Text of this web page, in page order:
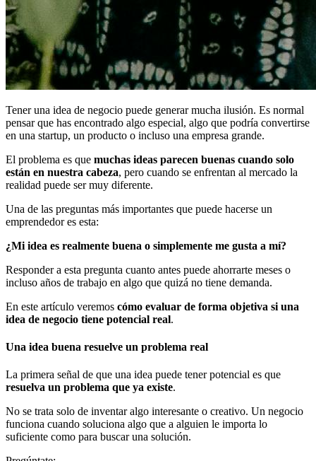
Tener una idea de negocio puede generar mucha ilusión. Es normal
pensar que has encontrado algo especial, algo que podría convertirse
en una startup, un producto o incluso una empresa grande.
El problema es que muchas ideas parecen buenas cuando solo
están en nuestra cabeza, pero cuando se enfrentan al mercado la
realidad puede ser muy diferente.
Una de las preguntas más importantes que puede hacerse un
emprendedor es esta:
¿Mi idea es realmente buena o simplemente me gusta a mí?
Responder a esta pregunta cuanto antes puede ahorrarte meses o
incluso años de trabajo en algo que quizá no tiene demanda.
En este artículo veremos cómo evaluar de forma objetiva si una
idea de negocio tiene potencial real.
Una idea buena resuelve un problema real
La primera señal de que una idea puede tener potencial es que
resuelva un problema que ya existe.
No se trata solo de inventar algo interesante o creativo. Un negocio
funciona cuando soluciona algo que a alguien le importa lo
suficiente como para buscar una solución.